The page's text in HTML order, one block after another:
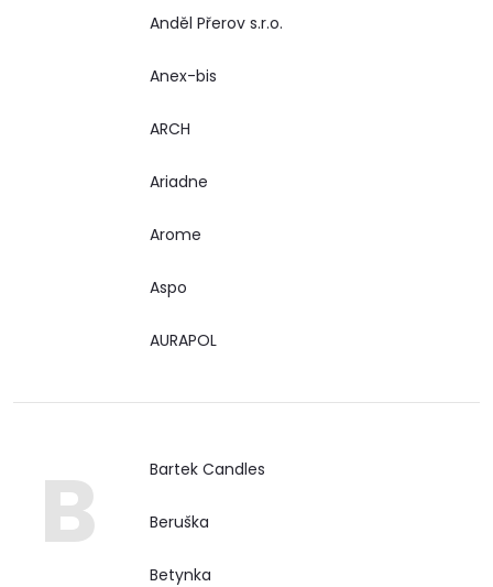
Anděl Přerov s.r.o.
Anex-bis
ARCH
Ariadne
Arome
Aspo
AURAPOL
B Bartek Candles
Beruška
Betynka